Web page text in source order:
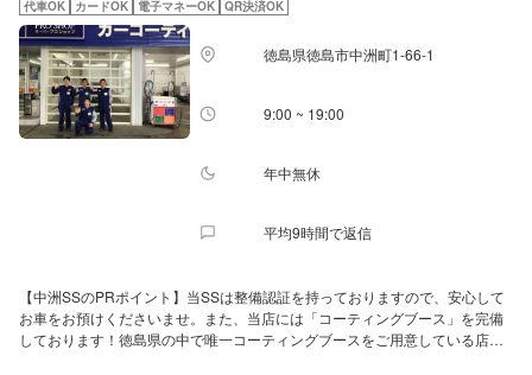
代車OK カードOK 電子マネーOK QR決済OK
徳島県徳島市中洲町1-66-1
9:00 ~ 19:00
年中無休
平均9時間で返信
【中洲SSのPRポイント】当SSは整備認証を持っておりますので、安心して
お車をお預けくださいませ。また、当店には「コーティングブース」を完備
しております！徳島県の中で唯一コーティングブースをご用意している店舗